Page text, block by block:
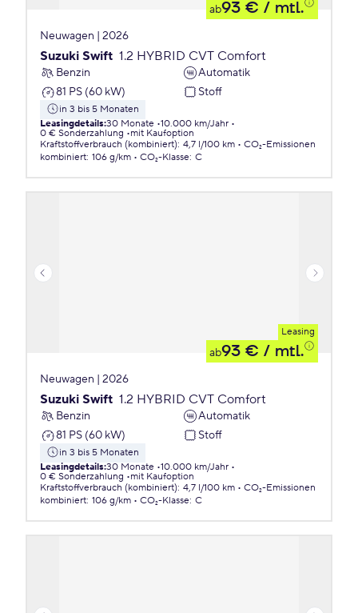
ab93 € / mtl.
Neuwagen | 2026
Suzuki Swift 1.2 HYBRID CVT Comfort
Benzin
Automatik
81 PS (60 kW)
Stoff
in 3 bis 5 Monaten
Leasingdetails:30 Monate 10.000 km/Jahr
0 € Sonderzahlung
mit Kaufoption
Kraftstoffverbrauch (kombiniert): 4,7 l/100 km
CO₂-Emissionen
kombiniert: 106 g/km CO₂-Klasse: C
Leasing
ab93 € / mtl.
Neuwagen | 2026
Suzuki Swift 1.2 HYBRID CVT Comfort
Benzin
Automatik
81 PS (60 kW)
Stoff
in 3 bis 5 Monaten
Leasingdetails:30 Monate 10.000 km/Jahr
0 € Sonderzahlung
mit Kaufoption
Kraftstoffverbrauch (kombiniert): 4,7 l/100 km
CO₂-Emissionen
kombiniert: 106 g/km CO₂-Klasse: C